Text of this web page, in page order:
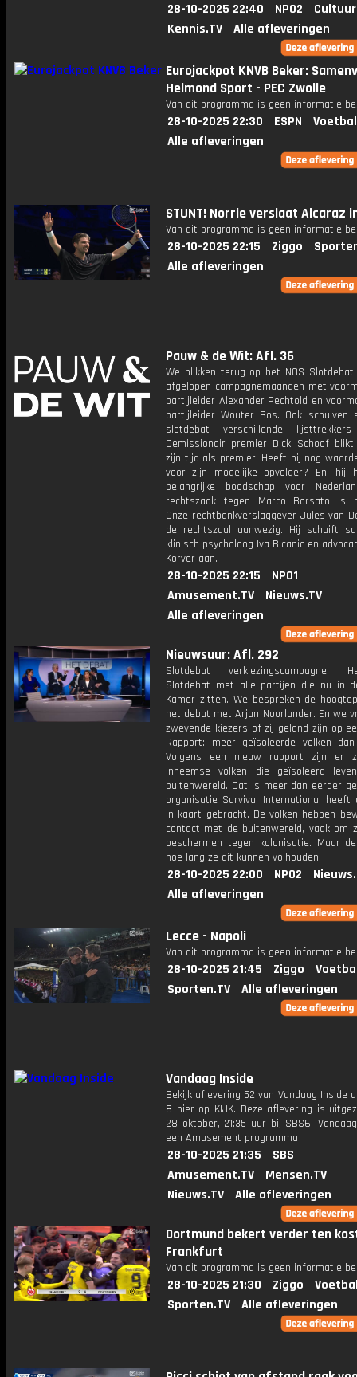
28-10-2025 22:40 NPO2
Kennis.TV
Alle afleveringen
Eurojackpot KNVB Beker:
Helmond Sport - PEC Zwolle
Van dit programma is geen informatie
28-10-2025 22:30 ESPN
Alle afleveringen
STUNT! Norrie verslaat Alcaraz
Van dit programma is geen informatie
28-10-2025 22:15 Ziggo
Alle afleveringen
Pauw & de Wit: Afl. 36
We blikken terug op het NOS
afgelopen campagnemaanden met
partijleider Alexander Pechtold en
partijleider Wouter Bos. Ook schuiven
slotdebat verschillende
Demissionair premier Dick Schoof
zijn tijd als premier. Heeft hij nog
voor zijn mogelijke opvolger? En, hij
belangrijke boodschap voor
rechtszaak tegen Marco Borsato is
Onze rechtbankverslaggever Jules van
de rechtszaal aanwezig. Hij schuift
klinisch psycholoog Iva Bicanic en
Korver aan.
28-10-2025 22:15
NPO1
Amusement.TV
Nieuws.TV
Alle afleveringen
Nieuwsuur: Afl. 292
Slotdebat verkiezingscampagne.
Slotdebat met alle partijen die nu in
Kamer zitten. We bespreken de
het debat met Arjan Noorlander. En we
zwevende kiezers of zij geland zijn op
Rapport: meer geïsoleerde volken
Volgens een nieuw rapport zijn er
inheemse volken die geïsoleerd
buitenwereld. Dat is meer dan eerder
organisatie Survival International heeft
in kaart gebracht. De volken hebben
contact met de buitenwereld, vaak om
beschermen tegen kolonisatie. Maar
hoe lang ze dit kunnen volhouden.
28-10-2025 22:00 NPO2
Alle afleveringen
Lecce - Napoli
Van dit programma is geen informatie
28-10-2025 21:45 Ziggo
Sporten.TV
Alle afleveringen
Vandaag Inside
Bekijk aflevering 52 van Vandaag Inside
8 hier op KIJK. Deze aflevering is
28 oktober, 21:35 uur bij SBS6.
een Amusement programma
28-10-2025 21:35
SBS
Amusement.TV
Mensen.TV
Nieuws.TV
Alle afleveringen
Dortmund bekert verder ten
Frankfurt
Van dit programma is geen informatie
28-10-2025 21:30 Ziggo
Sporten.TV
Alle afleveringen